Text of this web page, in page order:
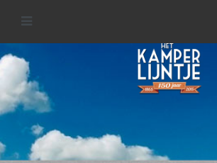
Welkom op de
KamperLijntje